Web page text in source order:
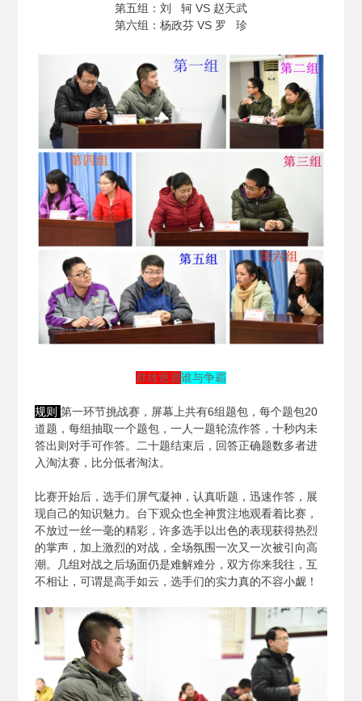
第五组：刘 轲 VS 赵天武
第六组：杨政芬 VS 罗 珍
群雄逐鹿谁与争霸
规则 第一环节挑战赛，屏幕上共有6组题包，每个题包20
道题，每组抽取一个题包，一人一题轮流作答，十秒内未
答出则对手可作答。二十题结束后，回答正确题数多者进
入淘汰赛，比分低者淘汰。
比赛开始后，选手们屏气凝神，认真听题，迅速作答，展
现自己的知识魅力。台下观众也全神贯注地观看着比赛，
不放过一丝一毫的精彩，许多选手以出色的表现获得热烈
的掌声，加上激烈的对战，全场氛围一次又一次被引向高
潮。几组对战之后场面仍是难解难分，双方你来我往，互
不相让，可谓是高手如云，选手们的实力真的不容小觑！